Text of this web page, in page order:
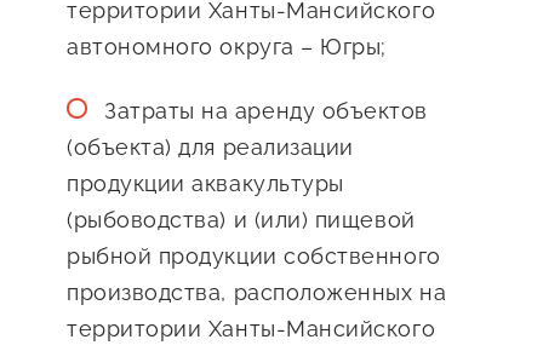
территории Ханты-Мансийского
автономного округа – Югры;
Затраты на аренду объектов
(объекта) для реализации
продукции аквакультуры
(рыбоводства) и (или) пищевой
рыбной продукции собственного
производства, расположенных на
территории Ханты-Мансийского